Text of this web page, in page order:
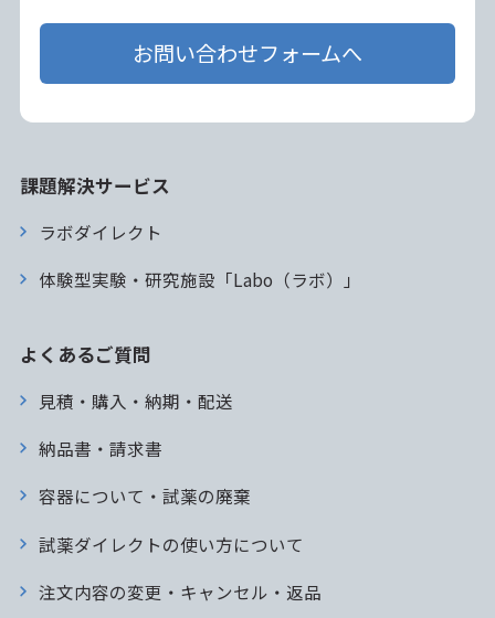
お問い合わせフォームへ
課題解決サービス
ラボダイレクト
体験型実験・研究施設「Labo（ラボ）」
よくあるご質問
見積・購入・納期・配送
納品書・請求書
容器について・試薬の廃棄
試薬ダイレクトの使い方について
注文内容の変更・キャンセル・返品